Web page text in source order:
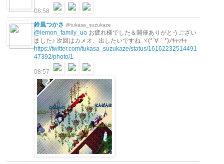
08:58
鈴風つかさ @tukasa_suzukaze
@lemon_family_uo お疲れ様でした＆開催ありがとうござい
ました♪ 次回はカメオ、出したいですね ヾ(*´∀｀*)ﾉｷｬｯｷｬ
https://twitter.com/tukasa_suzukaze/status/16162232514491
47392/photo/1
08:57